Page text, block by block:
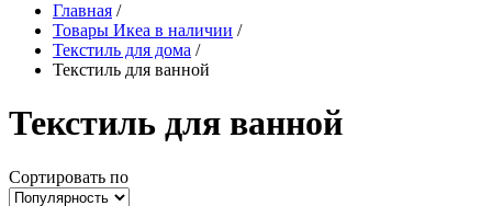
Главная /
Товары Икеа в наличии /
Текстиль для дома /
Текстиль для ванной
Текстиль для ванной
Сортировать по